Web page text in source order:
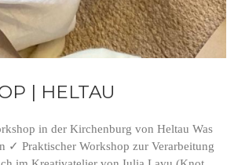
| HELTAU
in der Kirchenburg von Heltau Was
✓ Praktischer Workshop zur Verarbeitung